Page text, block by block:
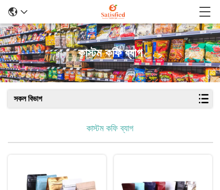
কাস্টম কফি ব্যাগ
সকল বিভাগ
কাস্টম কফি ব্যাগ